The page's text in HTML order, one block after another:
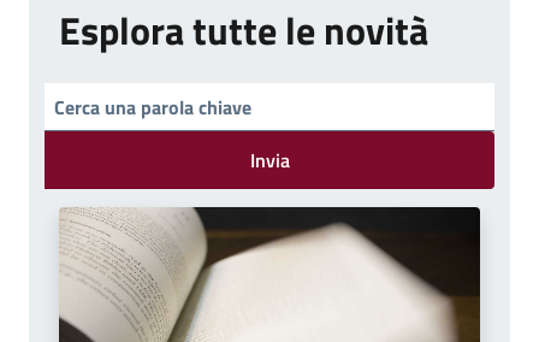
Esplora tutte le novità
Invia